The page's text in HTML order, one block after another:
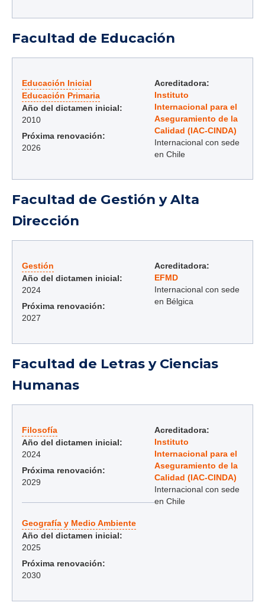
Facultad de Educación
Educación Inicial
Educación Primaria
Año del dictamen inicial:
2010
Próxima renovación:
2026
Acreditadora:
Instituto
Internacional para el
Aseguramiento de la
Calidad (IAC-CINDA)
Internacional con sede
en Chile
Facultad de Gestión y Alta
Dirección
Gestión
Año del dictamen inicial:
2024
Próxima renovación:
2027
Acreditadora:
EFMD
Internacional con sede
en Bélgica
Facultad de Letras y Ciencias
Humanas
Filosofía
Año del dictamen inicial:
2024
Próxima renovación:
2029
Geografía y Medio Ambiente
Año del dictamen inicial:
2025
Próxima renovación:
2030
Acreditadora:
Instituto
Internacional para el
Aseguramiento de la
Calidad (IAC-CINDA)
Internacional con sede
en Chile